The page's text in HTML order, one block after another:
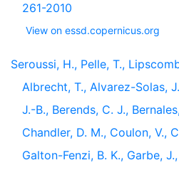
261-2010
View on essd.copernicus.org
Seroussi, H., Pelle, T.,
Albrecht, T., Alvarez-Solas,
J.-B., Berends, C. J.,
Chandler, D. M., Coulon, V.,
Galton-Fenzi, B. K., Garbe,